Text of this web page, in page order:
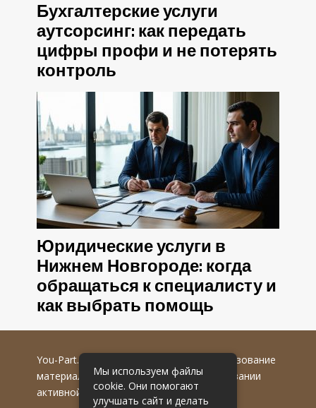
Бухгалтерские услуги
аутсорсинг: как передать
цифры профи и не потерять
контроль
Юридические услуги в
Нижнем Новгороде: когда
обращаться к специалисту и
как выбрать помощь
You-Part.ru
© 2016-2022 гг. Любое использование
материалов допускается только при указании
активной гиперссылки на первоисточник.
Мы используем файлы
cookie. Они помогают
улучшать сайт и делать